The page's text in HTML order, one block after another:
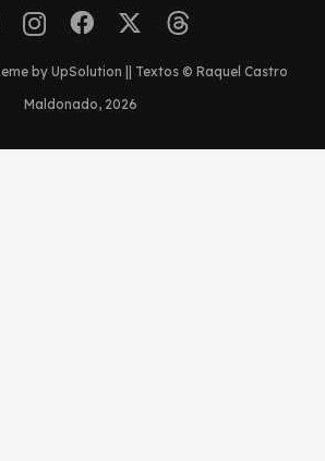
by UpSolution || Textos © Raquel Castro
Maldonado, 2026